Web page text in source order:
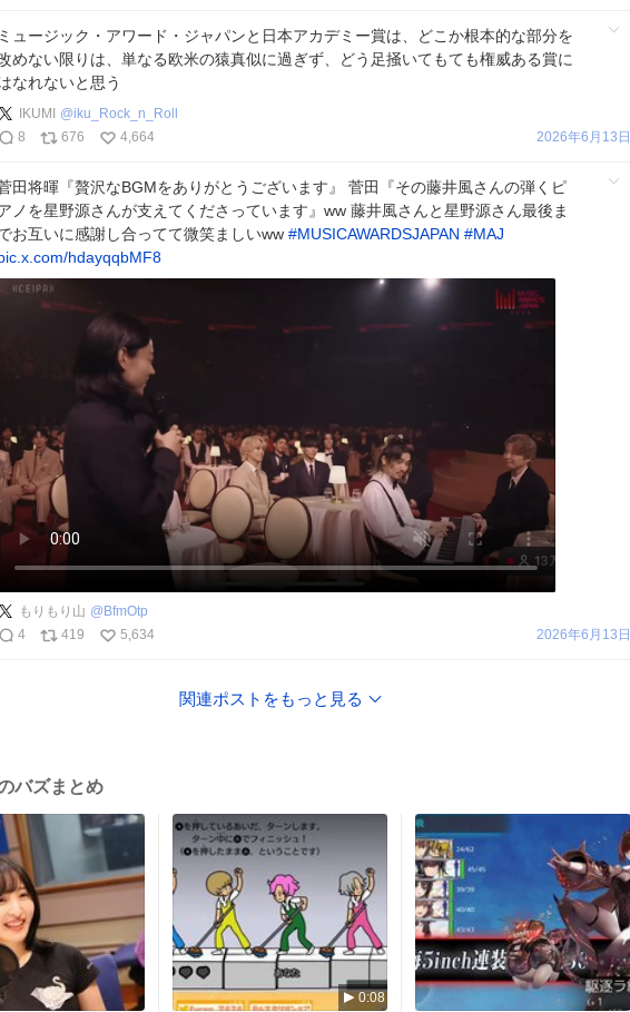
ミュージック・アワード・ジャパンと日本アカデミー賞は、どこか根本的な部分を
めない限りは、単なる欧米の猿真似に過ぎず、どう足掻いてもても権威ある賞に
なれないと思う
IKUMI @iku_Rock_n_Roll
8
676 4,664 2026年6月13日
田将暉『贅沢なBGMをありがとうございます』 菅田『その藤井風さんの弾くピ
ノを星野源さんが支えてくださっています』ww 藤井風さんと星野源さん最後ま
お互いに感謝し合ってて微笑ましいww #MUSICAWARDSJAPAN #MAJ
hdayqqbMF8
もりもり山 @BfmOtp
4
419 5,634 2026年6月13日
関連ポストをもっと見る
バズまとめ
0:08